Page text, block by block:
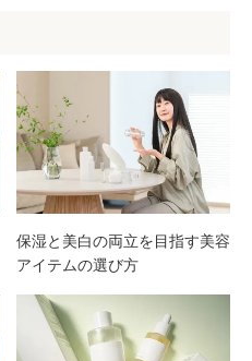
スの
違い
を解
保湿と美白の両立を目指す美容
アイテムの選び方